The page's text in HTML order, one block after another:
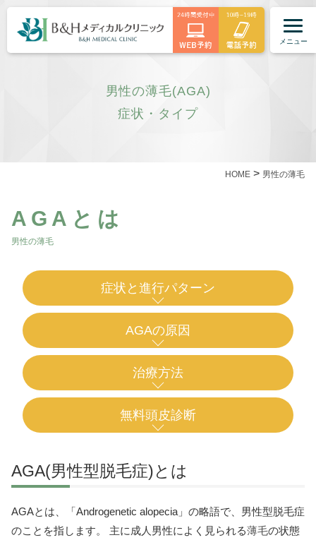
メニュー
男性の薄毛(AGA)
症状・タイプ
HOME > 男性の薄毛
AGAとは
男性の薄毛
症状と進行パターン
AGAの原因
治療方法
無料頭皮診断
AGA(男性型脱毛症)とは
AGAとは、「Androgenetic alopecia」の略語で、男性型脱毛症
のことを指します。 主に成人男性によく見られる薄毛の状態